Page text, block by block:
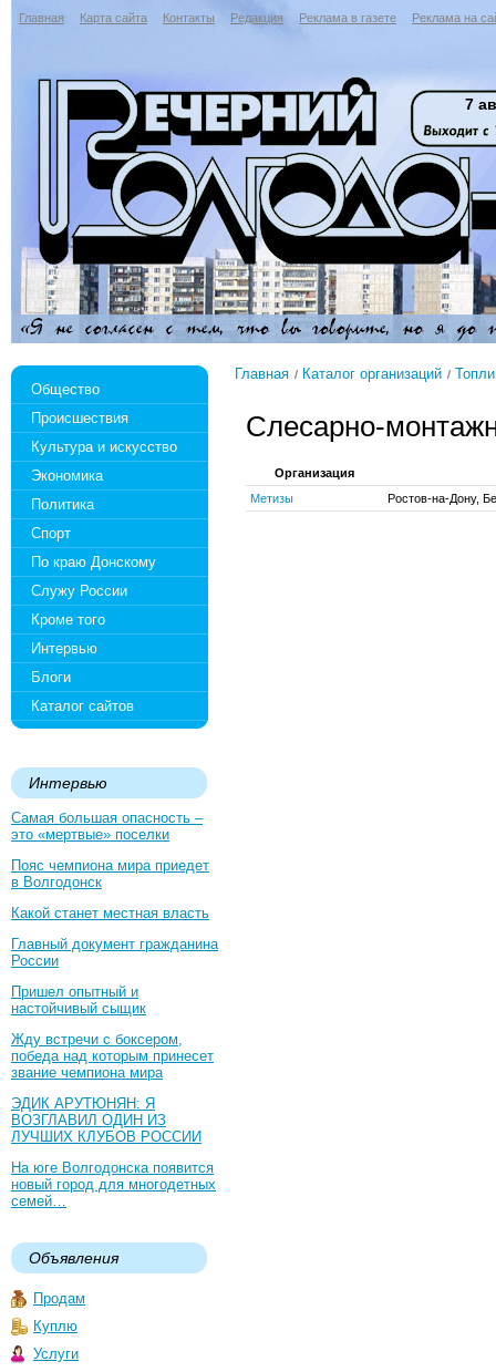
Главная Карта сайта Контакты Редакция Реклама в газете Реклама на
7
Общество
Происшествия
Культура и искусство
Экономика
Политика
Спорт
По краю Донскому
Служу России
Кроме того
Интервью
Блоги
Каталог сайтов
Интервью
Самая большая опасность –
это «мертвые» поселки
Пояс чемпиона мира приедет
в Волгодонск
Какой станет местная власть
Главный документ гражданина
России
Пришел опытный и
настойчивый сыщик
Жду встречи с боксером,
победа над которым принесет
звание чемпиона мира
ЭДИК АРУТЮНЯН: Я
ВОЗГЛАВИЛ ОДИН ИЗ
ЛУЧШИХ КЛУБОВ РОССИИ
На юге Волгодонска появится
новый город для многодетных
семей…
Объявления
Продам
Куплю
Услуги
Главная Каталог организаций
Слесарно-
Организация
Метизы
Ростов-на-Дону,